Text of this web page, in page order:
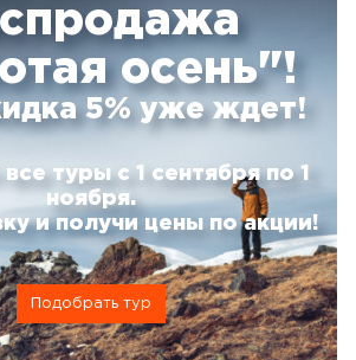
осень"!
5% уже ждет!
туры с 1 сентября по 1
ноября.
и получи цены по акции!
Подобрать тур